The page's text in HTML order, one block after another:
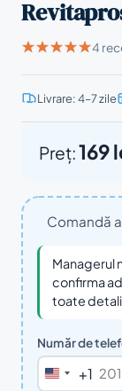
4
Livrare: 4–7 zile
Preț:169
Comandă
Managerul
confirma
toate
Număr de
United
+1